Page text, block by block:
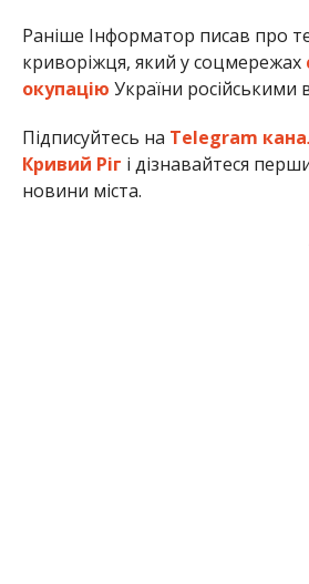
Раніше Інформатор писав про
криворіжця, який у соцмережах
окупацію України російськими
Підписуйтесь на Telegram
Кривий Ріг і дізнавайтеся
новини міста.